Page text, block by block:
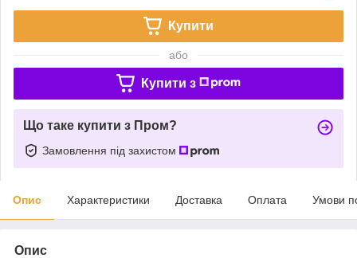
Купити
або
Купити з
Що таке купити з Пром?
Замовлення під захистом
Опис Характеристики Доставка Оплата Умови
Опис